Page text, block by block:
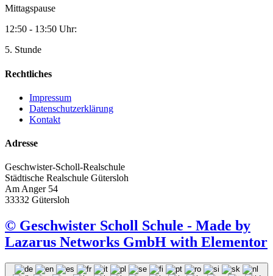
Mittagspause
12:50 - 13:50 Uhr:
5. Stunde
Rechtliches
Impressum
Datenschutzerklärung
Kontakt
Adresse
Geschwister-Scholl-Realschule
Städtische Realschule Gütersloh
Am Anger 54
33332 Gütersloh
© Geschwister Scholl Schule - Made by
Lazarus Networks GmbH with Elementor